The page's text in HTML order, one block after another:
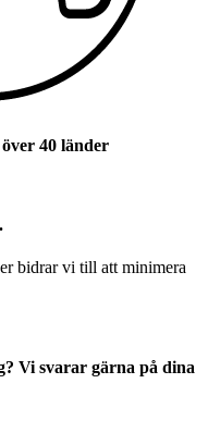
över 40 länder
bidrar vi till att minimera
Vi svarar gärna på dina